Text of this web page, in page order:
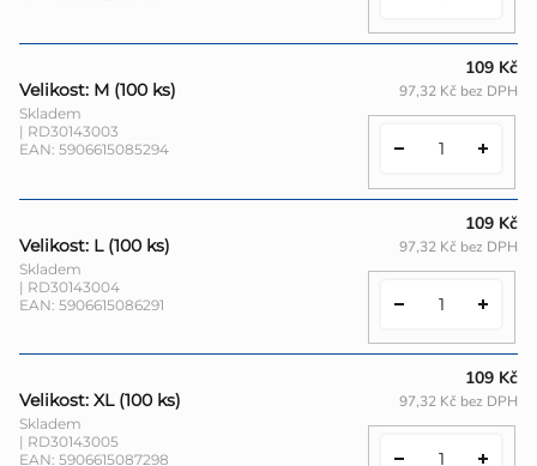
Velikost: M (100 ks)
Skladem
| RD30143003
EAN: 5906615085294
109 Kč
97,32 Kč bez DPH
Velikost: L (100 ks)
Skladem
| RD30143004
EAN: 5906615086291
109 Kč
97,32 Kč bez DPH
Velikost: XL (100 ks)
Skladem
| RD30143005
EAN: 5906615087298
109 Kč
97,32 Kč bez DPH